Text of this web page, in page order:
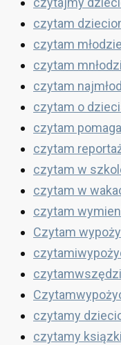
czytam
czytam
czytam
czytam
czytam o
czytam
czytam
czytam w
czytam w
czytam
Czytam
czytamy
czytamy ksiązki